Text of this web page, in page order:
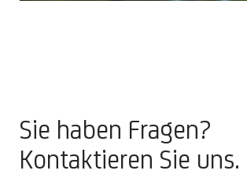
Sie haben Fragen?
Kontaktieren Sie uns.